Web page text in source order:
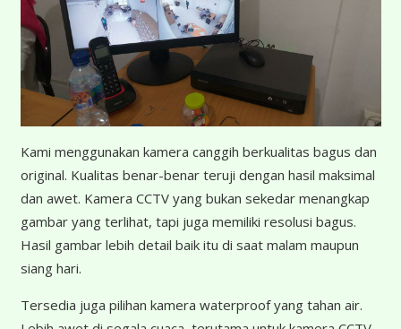
Kami menggunakan kamera canggih berkualitas bagus dan
original. Kualitas benar-benar teruji dengan hasil maksimal
dan awet. Kamera CCTV yang bukan sekedar menangkap
gambar yang terlihat, tapi juga memiliki resolusi bagus.
Hasil gambar lebih detail baik itu di saat malam maupun
siang hari.
Tersedia juga pilihan kamera waterproof yang tahan air.